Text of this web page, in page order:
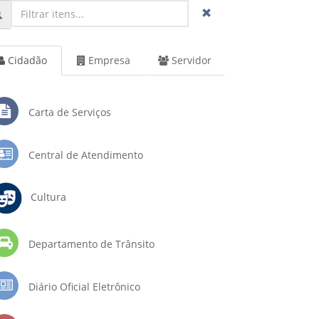
Cidadão Empresa Servidor
Carta de Serviços
Central de Atendimento
Cultura
Departamento de Trânsito
Diário Oficial Eletrônico